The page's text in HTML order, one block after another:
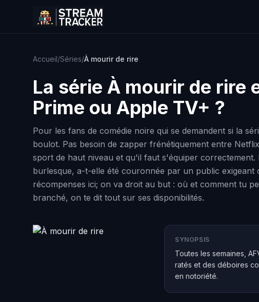
Accueil/Séries/À mourir de rire
La série À mourir de rire
Prime ou Apple TV+ ?
Pour les fans de comédie noire qui se demandent si la
boulot. Pas besoin de zapper frénétiquement entre
sport de haut niveau et qu'il faut s'équiper
burlesque, a-t-elle été couronnée par un public
récompenses ici; on va droit au but : où et comment tu
branché, on te dit tout sur ses disponibilités.
SYNOPSIS
Toutes les semaines,
ratés et des déboires
en notoriété.